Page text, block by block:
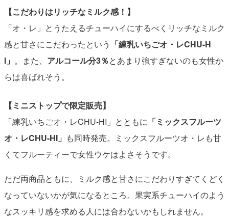
【こだわりはリッチなミルク感！】
「オ・レ」とうたえるチューハイにするべくリッチなミルク
感と甘さにこだわったという 「練乳いちごオ・レCHU-H
I」 。また、 アルコール分3％とあまり強すぎないのも女性か
らは喜ばれそう。
【ミニストップで限定販売】
「練乳いちごオ・レCHU-HI」とともに 「ミックスフルーツ
オ・レCHU-HI」 も同時発売。ミックスフルーツオ・レも甘
くてフルーティーで女性ウケはよさそうです。
ただ両商品ともに、ミルク感と甘さにこだわりすぎてくどく
なっていないかが気になるところ。果実系チューハイのよう
なスッキリ感を求める人には合わないかもしれません。